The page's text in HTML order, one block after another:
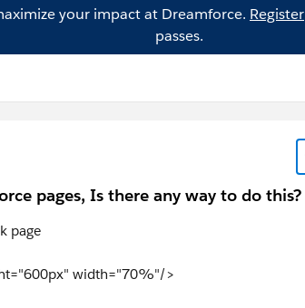
your impact at Dreamforce. Register
passes.
pages, Is there any way to do this?
page
width="70%"/>